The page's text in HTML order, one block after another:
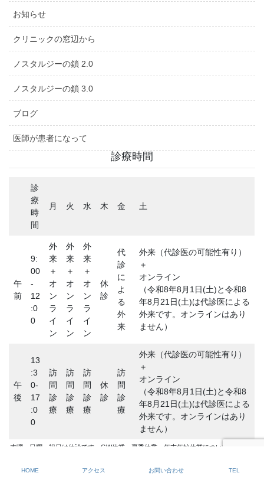
お知らせ
クリニックの窓辺から
ノスタルジーの鎖 2.0
ノスタルジーの鎖 3.0
ブログ
医師が患者になって
診療時間
診
療
時
間
月 火 水 木 金 土
午
前
9:
00
-
12
:0
0
外
来
＋
オ
ン
ラ
イ
ン
外
来
＋
オ
ン
ラ
イ
ン
外
来
＋
オ
ン
ラ
イ
ン
休
診
代
診
に
よ
る
外
来
外来（代診医の可能性有り）
＋
オンライン
（令和8年8月1日(土)と令和8
年8月21日(土)は代診医による
外来です。オンラインはあり
ません）
午
後
13
:3
0-
17
:0
0
訪
問
診
療
訪
問
診
療
訪
問
診
療
休
診
訪
問
診
療
外来（代診医の可能性有り）
＋
オンライン
（令和8年8月1日(土)と令和8
年8月21日(土)は代診医による
外来です。オンラインはあり
ません）
木曜・日曜・祝日は休診です。GW休業・夏季休業・年末年始休業については別途告
HOME アクセス お問い合わせ TEL